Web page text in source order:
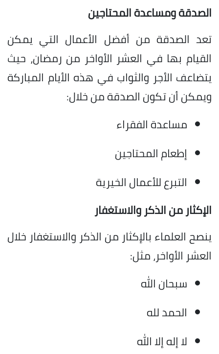
الصدقة ومساعدة المحتاجين
تعد الصدقة من أفضل الأعمال التي يمكن
القيام بها في العشر الأواخر من رمضان، حيث
يتضاعف الأجر والثواب في هذه الأيام المباركة
ويمكن أن تكون الصدقة من خلال:
مساعدة الفقراء
إطعام المحتاجين
التبرع للأعمال الخيرية
الإكثار من الذكر والاستغفار
ينصح العلماء بالإكثار من الذكر والاستغفار خلال
العشر الأواخر، مثل:
سبحان الله
الحمد لله
لا إله إلا الله